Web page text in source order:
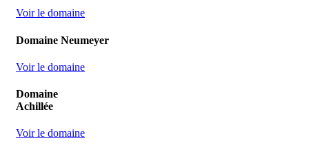
Voir le domaine
Domaine Neumeyer
Voir le domaine
Domaine
Achillée
Voir le domaine